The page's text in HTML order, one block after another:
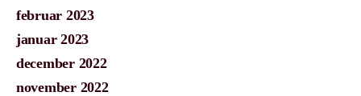
februar 2023
januar 2023
december 2022
november 2022